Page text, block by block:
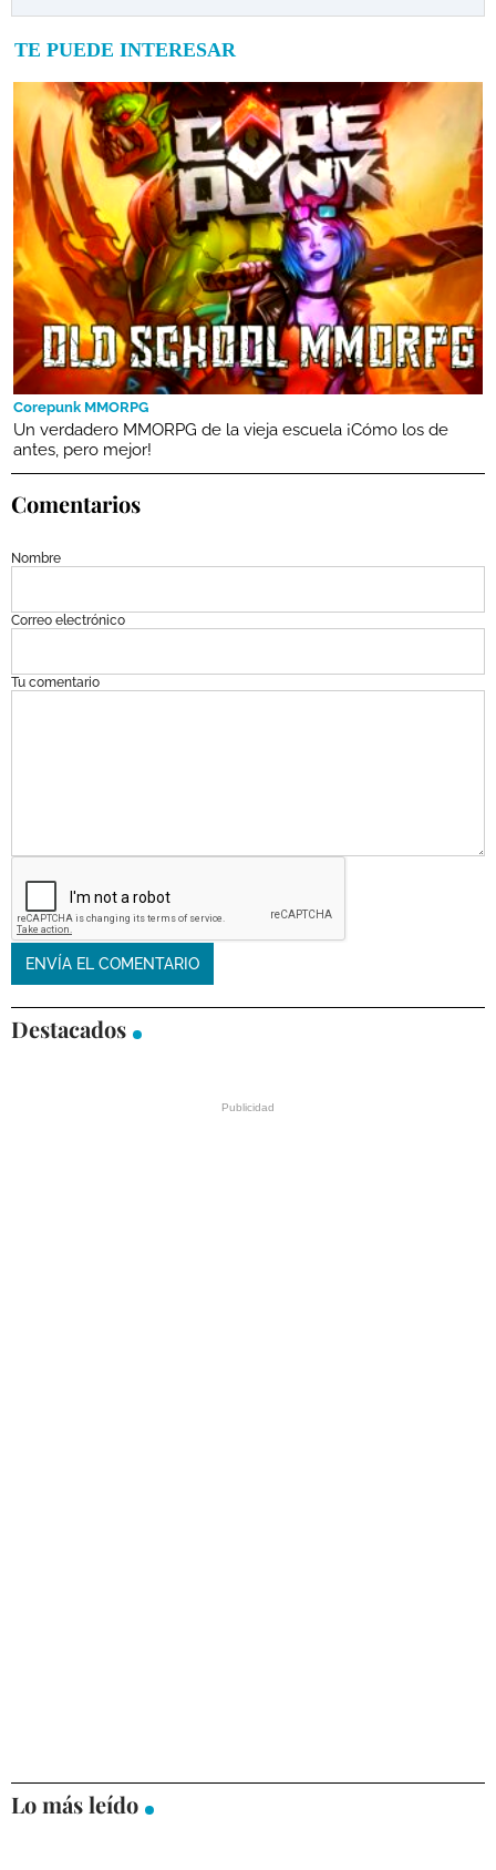
TE PUEDE INTERESAR
Corepunk MMORPG
Un verdadero MMORPG de la vieja escuela ¡Cómo los de
antes, pero mejor!
Comentarios
Nombre
Correo electrónico
Tu comentario
Destacados
Lo más leído